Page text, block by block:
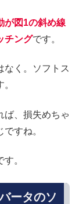
が図1の斜め線
チングです。
なく。ソフトス
ば、損失めちゃ
すね。
。
ータのソ